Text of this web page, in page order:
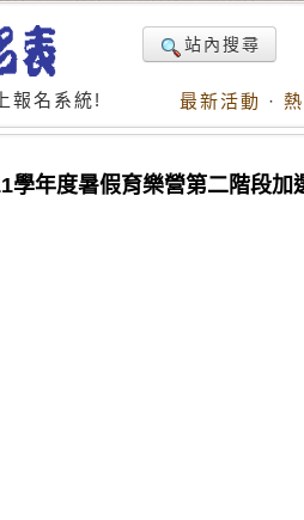
報名系統!
站內搜尋
最新活動 ·
學年度暑假育樂營第二階段加